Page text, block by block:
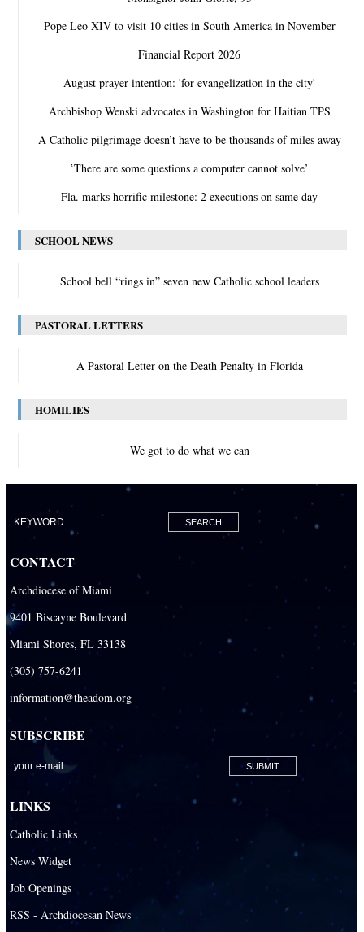
Pope Leo XIV to visit 10 cities in South America in November
Financial Report 2026
August prayer intention: 'for evangelization in the city'
Archbishop Wenski advocates in Washington for Haitian TPS
A Catholic pilgrimage doesn’t have to be thousands of miles away
‛There are some questions a computer cannot solve’
Fla. marks horrific milestone: 2 executions on same day
SCHOOL NEWS
School bell “rings in” seven new Catholic school leaders
PASTORAL LETTERS
A Pastoral Letter on the Death Penalty in Florida
HOMILIES
We got to do what we can
CONTACT
Archdiocese of Miami
9401 Biscayne Boulevard
Miami Shores, FL 33138
(305) 757-6241
information@theadom.org
SUBSCRIBE
LINKS
Catholic Links
News Widget
Job Openings
RSS - Archdiocesan News